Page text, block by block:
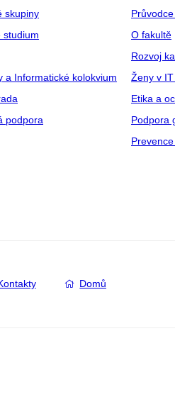
skupiny
studium
a Informatické kolokvium
podpora
O fakultě
Rozvoj
Ženy v
Etika a
Podpora
Domů